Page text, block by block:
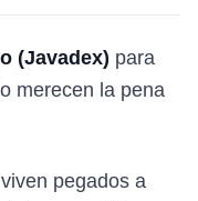
(Javadex) para
merecen la pena
pegados a